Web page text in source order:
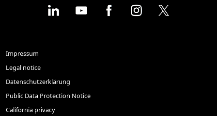
Impressum
Legal notice
Datenschutzerklärung
Public Data Protection Notice
California privacy